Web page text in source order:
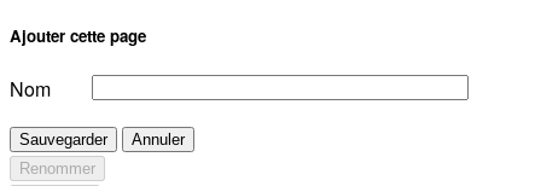
Ajouter cette page
Nom
Sauvegarder
Annuler
Renommer